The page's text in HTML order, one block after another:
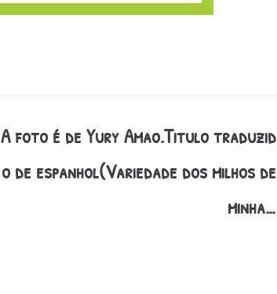
A foto é de Yury Amao.Titulo traduzid
o de espanhol(Variedade dos milhos de
minha…